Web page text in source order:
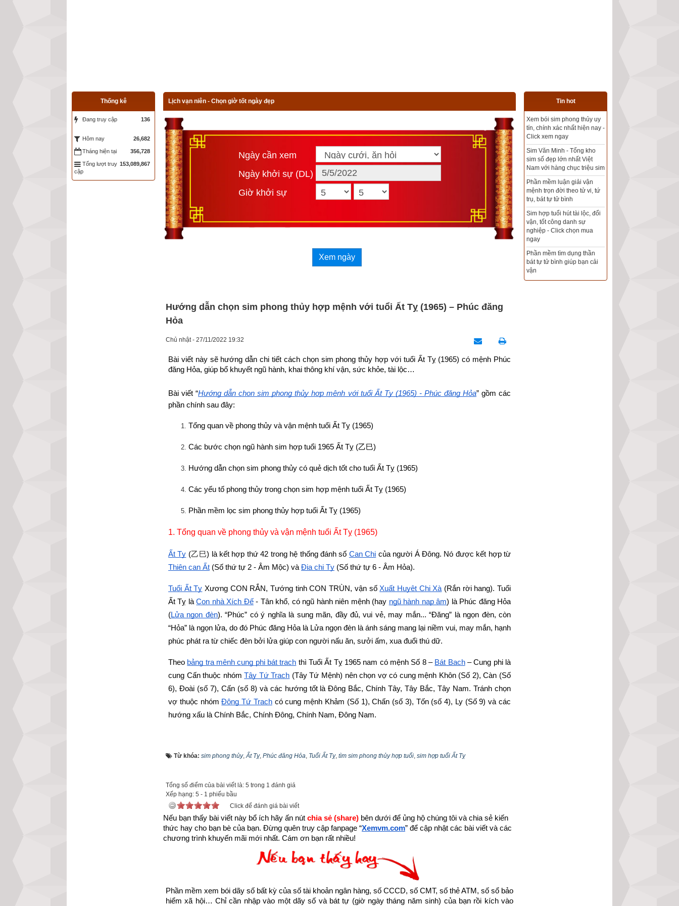
Lịch vạn niên - Chọn giờ tốt ngày đẹp
Ngày cần xem
Ngày khởi sự (DL)
Giờ khởi sự
Xem ngày
Hướng dẫn chọn sim phong thủy hợp mệnh với tuổi Ất Tỵ (1965) – Phúc đăng
Hỏa
Chủ nhật - 27/11/2022 19:32
Bài viết này sẽ hướng dẫn chi tiết cách chọn sim phong thủy hợp với tuổi Ất Tỵ (1965) có mệnh Phúc
đăng Hỏa, giúp bổ khuyết ngũ hành, khai thông khí vận, sức khỏe, tài lộc…
Bài viết “Hướng dẫn chọn sim phong thủy hợp mệnh với tuổi Ất Tỵ (1965) - Phúc đăng Hỏa” gồm các
phần chính sau đây:
Tổng quan về phong thủy và vận mệnh tuổi Ất Tỵ (1965)
Các bước chọn ngũ hành sim hợp tuổi 1965 Ất Tỵ (乙巳)
Hướng dẫn chọn sim phong thủy có quẻ dịch tốt cho tuổi Ất Tỵ (1965)
Các yếu tố phong thủy trong chọn sim hợp mệnh tuổi Ất Tỵ (1965)
Phần mềm lọc sim phong thủy hợp tuổi Ất Tỵ (1965)
1. Tổng quan về phong thủy và vận mệnh tuổi Ất Tỵ (1965)
Ất Tỵ (乙巳) là kết hợp thứ 42 trong hệ thống đánh số Can Chi của người Á Đông. Nó được kết hợp từ
Thiên can Ất (Số thứ tự 2 - Âm Mộc) và Địa chi Tỵ (Số thứ tự 6 - Âm Hỏa).
Tuổi Ất Tỵ Xương CON RẮN, Tướng tinh CON TRÙN, vận số Xuất Huyệt Chi Xà (Rắn rời hang). Tuổi
Ất Tỵ là Con nhà Xích Ðế - Tân khổ, có ngũ hành niên mệnh (hay ngũ hành nạp âm) là Phúc đăng Hỏa
(Lửa ngọn đèn). “Phúc” có ý nghĩa là sung mãn, đầy đủ, vui vẻ, may mắn... “Đăng” là ngọn đèn, còn
“Hỏa” là ngọn lửa, do đó Phúc đăng Hỏa là Lửa ngọn đèn là ánh sáng mang lại niềm vui, may mắn, hạnh
phúc phát ra từ chiếc đèn bởi lửa giúp con người nấu ăn, sưởi ấm, xua đuổi thú dữ.
Theo bảng tra mệnh cung phi bát trạch thì Tuổi Ất Tỵ 1965 nam có mệnh Số 8 – Bát Bạch – Cung phi là
cung Cấn thuộc nhóm Tây Tứ Trạch (Tây Tứ Mệnh) nên chọn vợ có cung mệnh Khôn (Số 2), Càn (Số
6), Đoài (số 7), Cấn (số 8) và các hướng tốt là Đông Bắc, Chính Tây, Tây Bắc, Tây Nam. Tránh chọn
vợ thuộc nhóm Đông Tứ Trạch có cung mệnh Khảm (Số 1), Chấn (số 3), Tốn (số 4), Ly (Số 9) và các
hướng xấu là Chính Bắc, Chính Đông, Chính Nam, Đông Nam.
Từ khóa: sim phong thủy,Ất Tỵ, Phúc đăng Hỏa, Tuổi Ất Tỵ, tìm sim phong thủy hợp tuổi, sim hợp tuổi Ất Tỵ
Tổng số điểm của bài viết là: 5 trong 1 đánh giá
Xếp hạng: 5 - 1 phiếu bầu
Click để đánh giá bài viết
Nếu bạn thấy bài viết này bổ ích hãy ấn nút chia sẻ (share) bên dưới để ủng hộ chúng tôi và chia sẻ kiến
thức hay cho bạn bè của bạn. Đừng quên truy cập fanpage “Xemvm.com” để cập nhật các bài viết và các
chương trình khuyến mãi mới nhất. Cám ơn bạn rất nhiều!
Phần mềm xem bói dãy số bất kỳ của số tài khoản ngân hàng, số CCCD, số CMT, số thẻ ATM, số sổ bảo
hiểm xã hội… Chỉ cần nhập vào một dãy số và bát tự (giờ ngày tháng năm sinh) của bạn rồi kích vào
Tin hot
Tổng kho sim phong thủy -
Sim hợp tuổi - Sim hợp
Xem bói sim phong thủy
theo khoa học tử vi, tứ trụ
chính xác nhất
Mua sim Thần tài, Thần tài
theo bạn! Giao sim miễn phí
Xem ngày đẹp - chọn ngày
tốt khởi sự theo kinh dịch
chính xác nhất
Tổng Kho Sim Năm sinh 0x -
9x - 8x -7x -6x giá rẻ nhất thị
trường - Click xem ngay
Thống kê
Đang truy cập 136
Hôm nay 26,682
Tháng hiện tại 356,728
Tổng lượt truy
cập
153,089,867